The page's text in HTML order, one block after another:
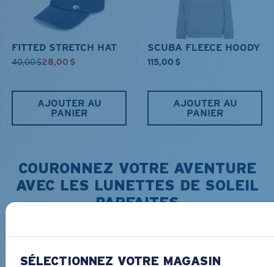
FITTED STRETCH HAT
40,00 $28,00 $
AJOUTER AU
PANIER
SCUBA FLEECE HOODY
115,00 $
AJOUTER AU
PANIER
COURONNEZ VOTRE AVENTURE
AVEC LES LUNETTES DE SOLEIL
PARFAITES
sur l’eau
SÉLECTIONNEZ VOTRE MAGASIN